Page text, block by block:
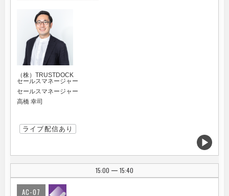
（株）TRUSTDOCK
セールスマネージャー
セールスマネージャー
高橋 幸司
ライブ配信あり
15:00 | 15:40
AC-07